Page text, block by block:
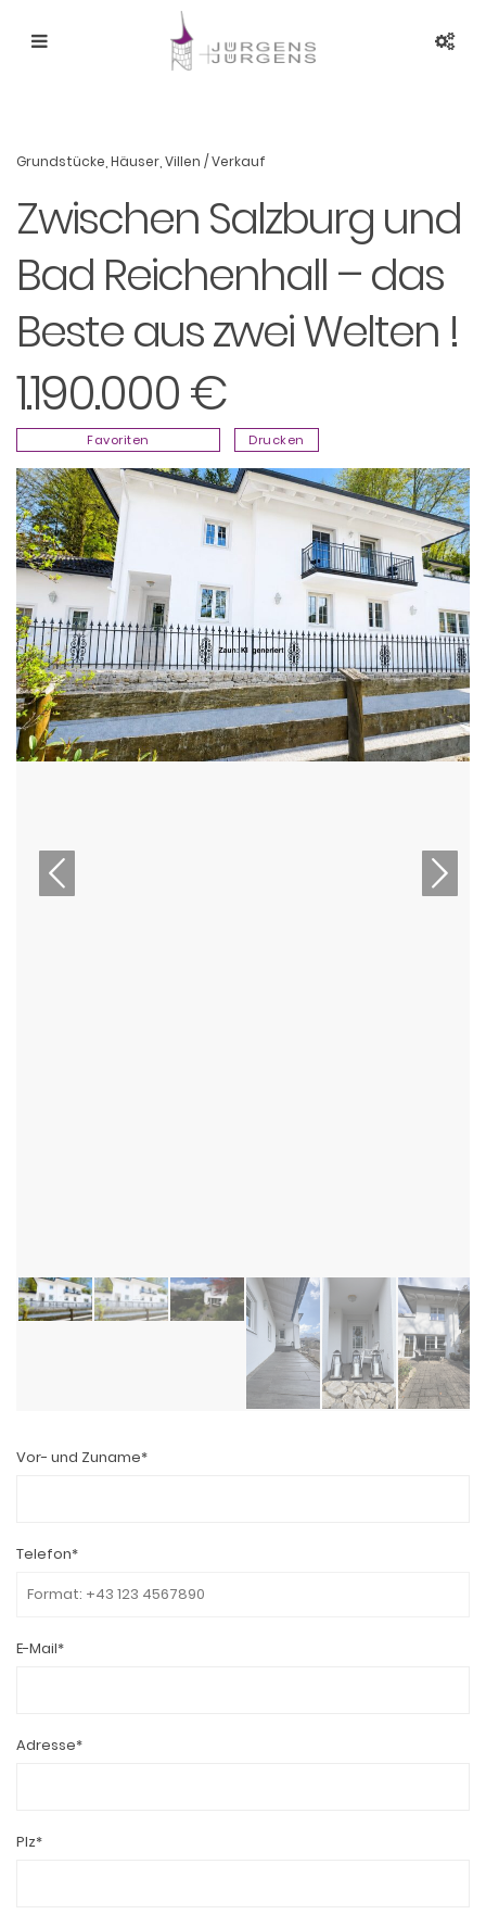
Grundstücke Häuser Villen /Verkauf
Zwischen Salzburg und
Bad Reichenhall – das
Beste aus zwei Welten !
1.190.000 €
Favoriten Drucken
Vor- und Zuname*
Telefon*
E-Mail*
Adresse*
Plz*